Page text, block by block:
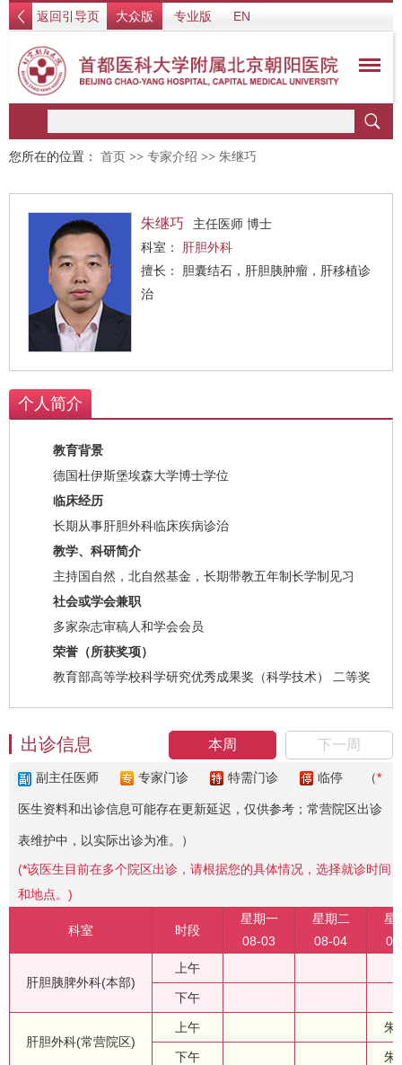
返回引导页 大众版 专业版 EN
您所在的位置： 首页 >> 专家介绍 >> 朱继巧
朱继巧
主任医师 博士
科室：
肝胆外科
擅长： 胆囊结石，肝胆胰肿瘤，肝移植诊
治
个人简介
教育背景
德国杜伊斯堡埃森大学博士学位
临床经历
长期从事肝胆外科临床疾病诊治
教学、科研简介
主持国自然，北自然基金，长期带教五年制长学制见习
社会或学会兼职
多家杂志审稿人和学会会员
荣誉（所获奖项）
教育部高等学校科学研究优秀成果奖（科学技术） 二等奖
本周 下一周
出诊信息
副主任医师 专家门诊 特需门诊 临停 （*
医生资料和出诊信息可能存在更新延迟，仅供参考；常营院区出诊
表维护中，以实际出诊为准。）
(*该医生目前在多个院区出诊，请根据您的具体情况，选择就诊时间
和地点。)
科室 时段
星期一
08-03
星期二
08-04
星
肝胆胰脾外科(本部)
上午
下午
肝胆外科(常营院区)
上午 朱
下午 朱